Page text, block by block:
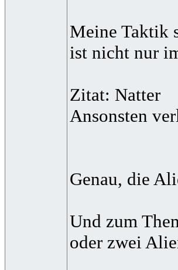
Meine Taktik
ist nicht nur
Zitat: Natter
Ansonsten
Genau, die
Und zum
oder zwei